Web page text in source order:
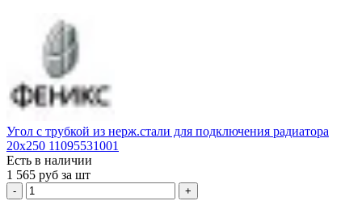
Угол с трубкой из нерж.стали для подключения радиатора
20x250 11095531001
Есть в наличии
1 565 руб за шт
- +